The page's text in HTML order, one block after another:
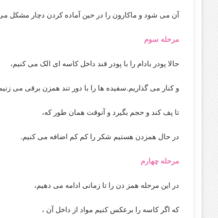
آن می شود و ماکارون را در حین آماده کردن دچار مشکل
مرحله سوم
حالا پودر بادام را با پودر قند داخل کاسه ای الک می کنیم،
و کنار می گذاریم.سفیده ها را با دور تند همزن برقی می
تا پف کند و حجم بگیرد و آنوقت همان طور که،
در حال همزدن هستیم شکر را کم کم اضافه می کنیم.
مرحله چهارم
در این مرحله همز دن را تا زمانی ادامه می دهیم،
که اگر کاسه را برعکس کنیم مواد از داخل آن ،